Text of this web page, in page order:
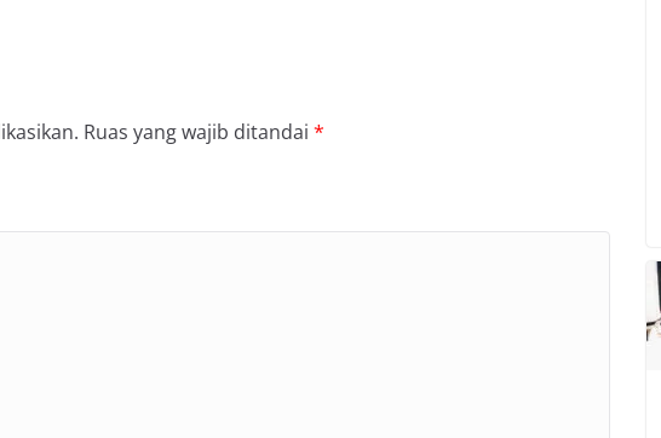
Ruas yang wajib ditandai *